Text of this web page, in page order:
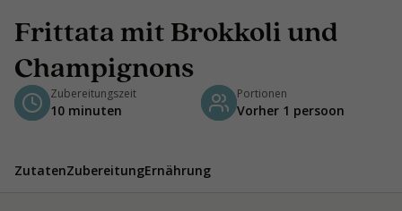
Frittata mit Brokkoli und
Champignons
Zubereitungszeit
10 minuten
Portionen
Vorher 1 persoon
ZutatenZubereitungErnährung